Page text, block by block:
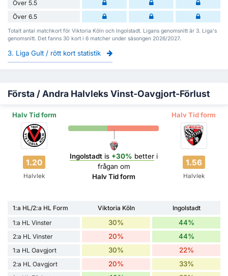
Över 5.5
Över 6.5
Totalt antal matchkort för Viktoria Köln och Ingolstadt. Ligans genomsnitt är 3. Liga's
genomsnitt. Det fanns 30 kort i 6 matcher under säsongen 2026/2027.
3. Liga Gult / rött kort statistik
Första / Andra Halvleks Vinst-Oavgjort-Förlust
Halv Tid form Halv Tid form
1.20
Halvlek
Ingolstadt is +30% better i
frågan om
Halv Tid form
1.56
Halvlek
1:a HL/2:a HL Form Viktoria Köln
Ingolstadt
1:a HL Vinster
30% 44%
2:a HL Vinster 20% 44%
1:a HL Oavgjort 30% 22%
2:a HL Oavgjort 20% 33%